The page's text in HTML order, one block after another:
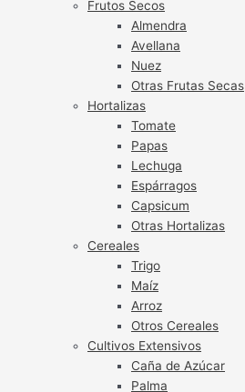
Frutos Secos
Almendra
Avellana
Nuez
Otras Frutas Secas
Hortalizas
Tomate
Papas
Lechuga
Espárragos
Capsicum
Otras Hortalizas
Cereales
Trigo
Maíz
Arroz
Otros Cereales
Cultivos Extensivos
Caña de Azúcar
Palma